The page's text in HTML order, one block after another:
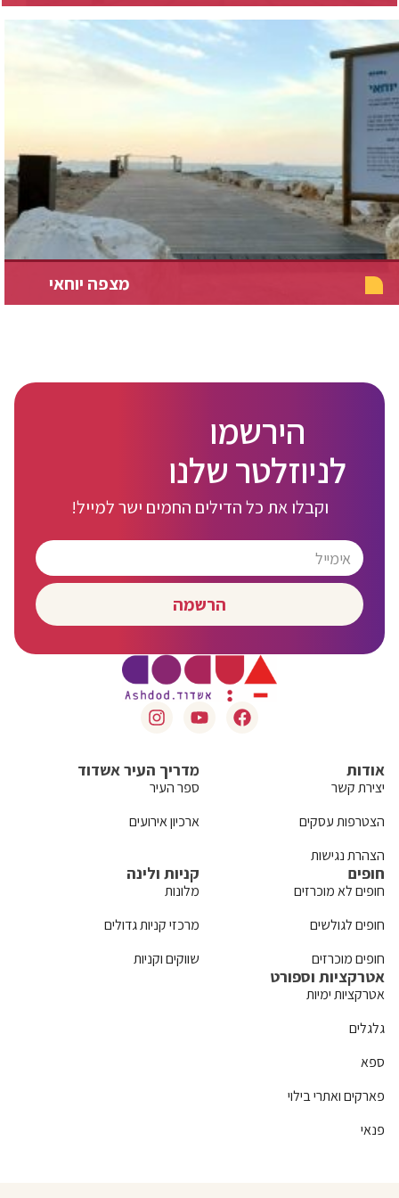
מצפה יוחאי
הירשמו
לניוזלטר שלנו
וקבלו את כל הדילים החמים ישר למייל!
הרשמה
אודות
יצירת קשר
הצטרפות עסקים
הצהרת נגישות
מדריך העיר אשדוד
ספר העיר
ארכיון אירועים
חופים
חופים לא מוכרזים
חופים לגולשים
חופים מוכרזים
קניות ולינה
מלונות
מרכזי קניות גדולים
שווקים וקניות
אטרקציות וספורט
אטרקציות ימיות
גלגלים
ספא
פארקים ואתרי בילוי
פנאי